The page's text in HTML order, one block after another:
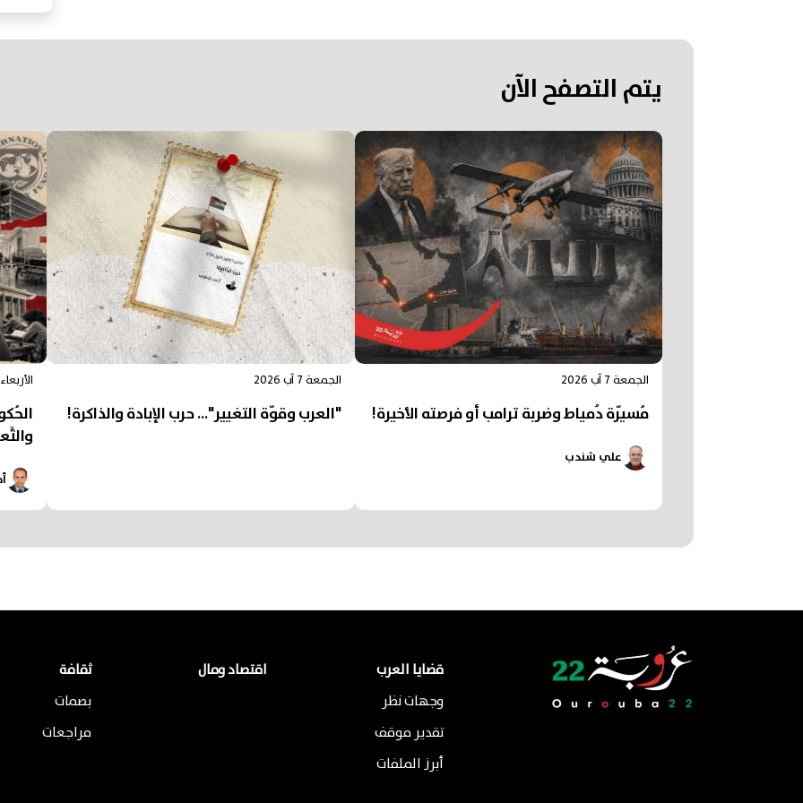
يتم التصفح الآن
الجمعة 7 آب 2026
مُسيّرة دُمياط وضربة ترامب أو فرصته الأخيرة!
علي شندب
الجمعة 7 آب 2026
"العرب وقوّة التغيير"... حرب الإبادة والذاكرة!
الأربعاء 5 آب
قضايا العرب
وجهات نظر
تقدير موقف
أبرز الملفات
اقتصاد ومال
ثقافة
بصمات
مراجعات